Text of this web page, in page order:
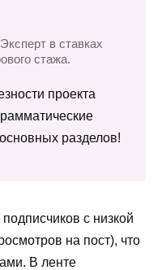
в ставках
стажа.
проекта
разделов!
с низкой
на пост), что
В ленте